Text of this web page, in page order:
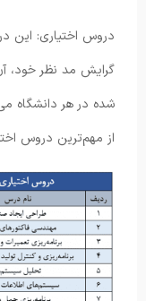
دروس اختیاری: این
گرایش مد نظر خود،
شده در هر دانشگاه
از مهم‌ترین دروس